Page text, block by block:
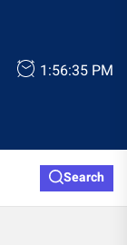
1:56:35 PM
Search